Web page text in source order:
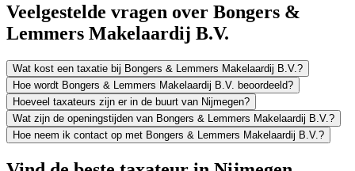
Veelgestelde vragen over Bongers &
Lemmers Makelaardij B.V.
Wat kost een taxatie bij Bongers & Lemmers Makelaardij B.V.?
Hoe wordt Bongers & Lemmers Makelaardij B.V. beoordeeld?
Hoeveel taxateurs zijn er in de buurt van Nijmegen?
Wat zijn de openingstijden van Bongers & Lemmers Makelaardij B.V.?
Hoe neem ik contact op met Bongers & Lemmers Makelaardij B.V.?